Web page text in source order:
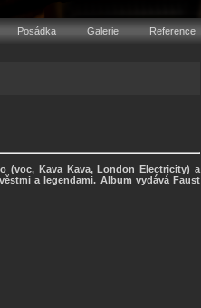
Posádka Galerie Reference
(voc, Kava Kava, London Electricity) a
a legendami. Album vydává Faust